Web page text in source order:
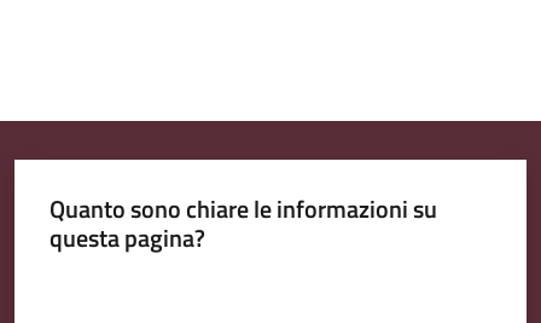
Quanto sono chiare le informazioni su
questa pagina?